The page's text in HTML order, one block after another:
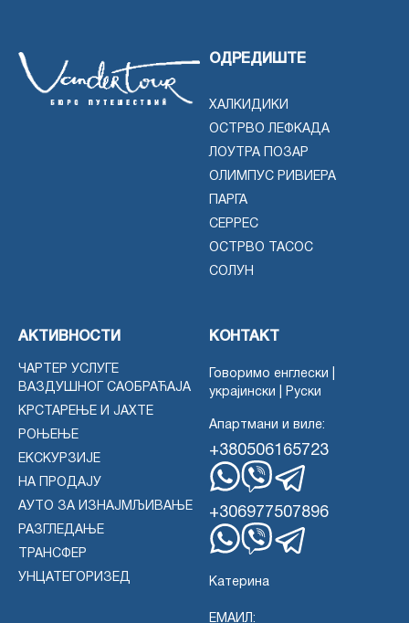
ОДРЕДИШТЕ
ХАЛКИДИКИ
ОСТРВО ЛЕФКАДА
ЛОУТРА ПОЗАР
ОЛИМПУС РИВИЕРА
ПАРГА
СЕРРЕС
ОСТРВО ТАСОС
СОЛУН
АКТИВНОСТИ
ЧАРТЕР УСЛУГЕ
ВАЗДУШНОГ САОБРАЋАЈА
КРСТАРЕЊЕ И ЈАХТЕ
РОЊЕЊЕ
ЕКСКУРЗИЈЕ
НА ПРОДАЈУ
АУТО ЗА ИЗНАЈМЉИВАЊЕ
РАЗГЛЕДАЊЕ
ТРАНСФЕР
УНЦАТЕГОРИЗЕД
КОНТАКТ
Говоримо енглески |
украјински | Руски
Апартмани и виле:
+380506165723
WhatsApp
Вајбер
Телеграм
+306977507896
Катерина
ЕМАИЛ: